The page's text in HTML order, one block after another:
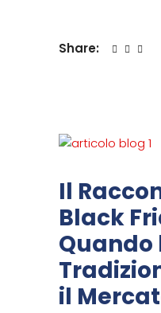
Share:
Il
Black
Quando
il